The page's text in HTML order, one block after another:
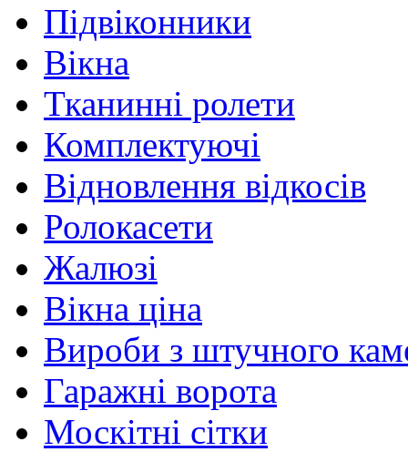
Підвіконники
Вікна
Тканинні ролети
Комплектуючі
Відновлення відкосів
Ролокасети
Жалюзі
Вікна ціна
Вироби з штучного
Гаражні ворота
Москітні сітки